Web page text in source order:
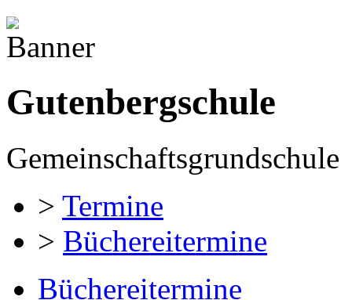
Gutenbergschule
Gemeinschaftsgrundschule
> Termine
> Büchereitermine
Büchereitermine